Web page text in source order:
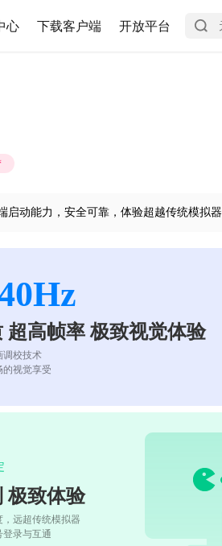
心 下载客户端 开放平台
启动能力，安全可靠，体验超越传统模拟器
超高帧率 极致视觉体验
调校技术
视觉享受
极致体验
远超传统模拟器
登录与互通